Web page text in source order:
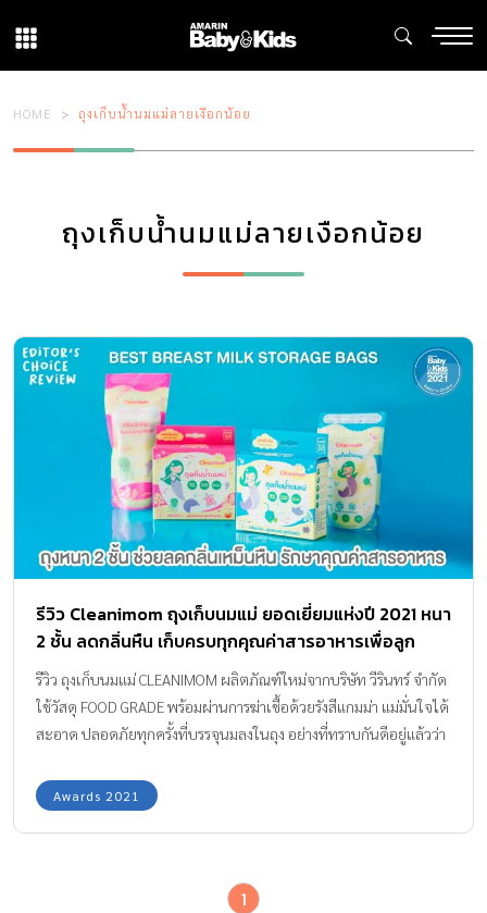
HOME ถุงเก็บน้ำนมแม่ลายเงือกน้อย
ถุงเก็บน้ำนมแม่ลายเงือกน้อย
รีวิว Cleanimom ถุงเก็บนมแม่ ยอดเยี่ยมแห่งปี 2021 หนา
2 ชั้น ลดกลิ่นหืน เก็บครบทุกคุณค่าสารอาหารเพื่อลูก
รีวิว ถุงเก็บนมแม่ CLEANIMOM ผลิตภัณฑ์ใหม่จากบริษัท วีรินทร์ จำกัด
ใช้วัสดุ FOOD GRADE พร้อมผ่านการฆ่าเชื้อด้วยรังสีแกมม่า แม่มั่นใจได้
สะอาด ปลอดภัยทุกครั้งที่บรรจุนมลงในถุง อย่างที่ทราบกันดีอยู่แล้วว่า
ไปด้วยคุณประโยชน์มากมาย เป็นเกราะสร้างภูมิต้านทานที่ดีให้กับลูก
น้อยได้ไปจนโต และสำหรับบ้านไหนที่คุณแม่ต้องกลับไปทำงาน หรือมี
เก็บในภาชนะที่สะอาด ปลอดภัยและจัดเก็บให้ถูกวิธี เพราะหากจัด
Awards 2021
1